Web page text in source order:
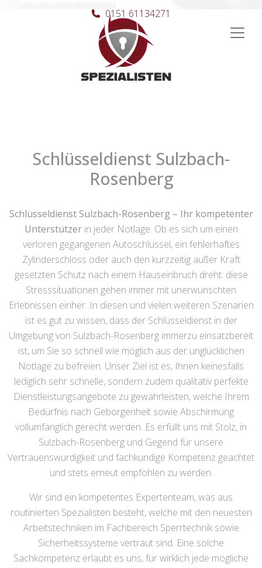
Hauptnavigation
0151 61134271
Schlüsseldienst Sulzbach-
Rosenberg
Schlüsseldienst Sulzbach-Rosenberg – Ihr kompetenter
Unterstützerin jeder Notlage. Ob es sich um einen
verloren gegangenen Autoschlüssel, ein fehlerhaftes
Zylinderschloss oder auch den kurzzeitig außer Kraft
gesetzten Schutz nach einem Hauseinbruch dreht: diese
Stresssituationen gehen immer mit unerwünschten
Erlebnissen einher. In diesen und vielen weiteren Szenarien
ist es gut zu wissen, dass der Schlüsseldienst in der
Umgebung von Sulzbach-Rosenberg immerzu einsatzbereit
ist, um Sie so schnell wie möglich aus der unglücklichen
Notlage zu befreien. Unser Ziel ist es, Ihnen keinesfalls
lediglich sehr schnelle, sondern zudem qualitativ perfekte
Dienstleistungsangebote zu gewährleisten, welche Ihrem
Bedürfnis nach Geborgenheit sowie Abschirmung
vollumfänglich gerecht werden. Es erfüllt uns mit Stolz, in
Sulzbach-Rosenberg und Gegend für unsere
Vertrauenswürdigkeit und fachkundige Kompetenz geachtet
und stets erneut empfohlen zu werden.
Wir sind ein kompetentes Expertenteam, was aus
routinierten Spezialisten besteht, welche mit den neuesten
Arbeitstechniken im Fachbereich Sperrtechnik sowie
Sicherheitssysteme vertraut sind. Eine solche
Sachkompetenz erlaubt es uns, für wirklich jede mögliche